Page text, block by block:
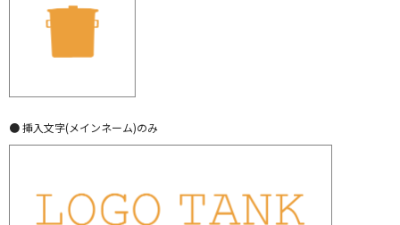
● 挿入文字(メインネーム)のみ